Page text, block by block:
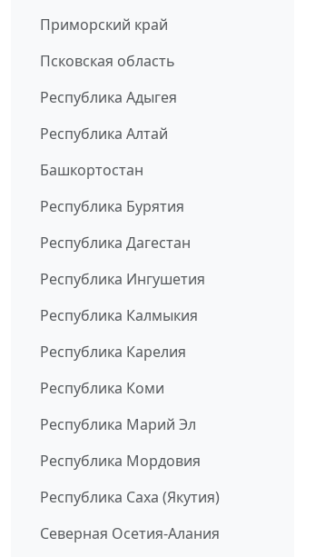
Приморский край
Псковская область
Республика Адыгея
Республика Алтай
Башкортостан
Республика Бурятия
Республика Дагестан
Республика Ингушетия
Республика Калмыкия
Республика Карелия
Республика Коми
Республика Марий Эл
Республика Мордовия
Республика Саха (Якутия)
Северная Осетия-Алания